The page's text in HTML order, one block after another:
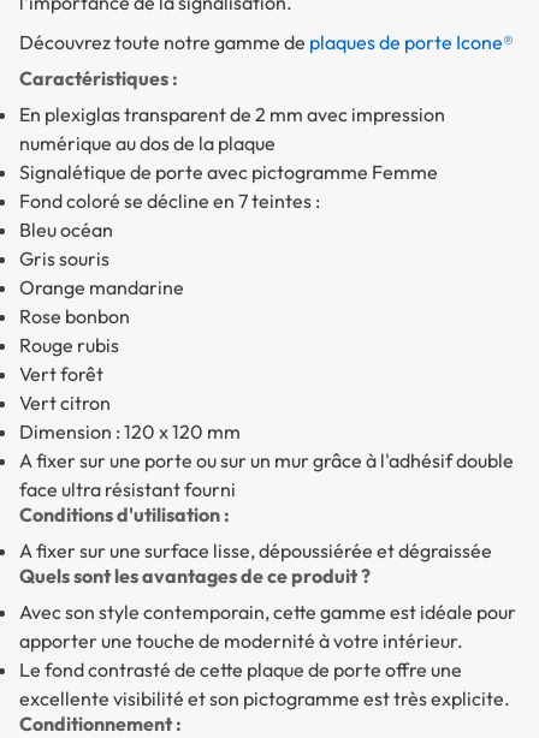
Découvrez toute notre gamme de plaques de porte Icone®
Caractéristiques :
En plexiglas transparent de 2 mm avec impression
numérique au dos de la plaque
Signalétique de porte avec pictogramme Femme
Fond coloré se décline en 7 teintes :
Bleu océan
Gris souris
Orange mandarine
Rose bonbon
Rouge rubis
Vert forêt
Vert citron
Dimension : 120 x 120 mm
A fixer sur une porte ou sur un mur grâce à l'adhésif double
face ultra résistant fourni
Conditions d'utilisation :
A fixer sur une surface lisse, dépoussiérée et dégraissée
Quels sont les avantages de ce produit ?
Avec son style contemporain, cette gamme est idéale pour
apporter une touche de modernité à votre intérieur.
Le fond contrasté de cette plaque de porte offre une
excellente visibilité et son pictogramme est très explicite.
Conditionnement :